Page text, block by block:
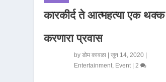
कारकीर्द ते आत्महत्या एक थक्क
करणारा प्रवास
byडोम कावळा |जून 14, 2020
Entertainment, Event|2